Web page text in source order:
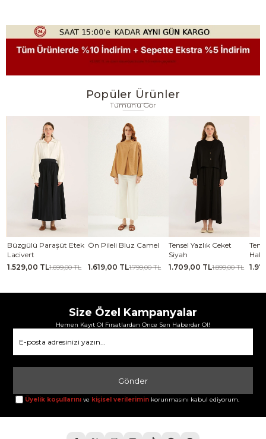
Popüler Ürünler
Tümünü Gör
Büzgülü Paraşüt Etek
Lacivert
1.529,00 TL1.699,00 TL
Ön Pileli Bluz Camel
1.619,00 TL1.799,00 TL
Tensel Yazlık Ceket
Siyah
1.709,00 TL1.899,00 TL
Haki
Size Özel Kampanyalar
Hemen Kayıt Ol Fırsatlardan Önce Sen Haberdar Ol!
Gönder
Üyelik koşullarını ve kişisel verilerimin korunmasını kabul ediyorum.